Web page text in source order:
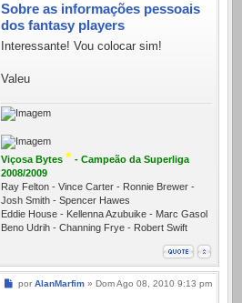
Sobre as informações pessoais
dos fantasy players
Interessante! Vou colocar sim!
Valeu
Viçosa Bytes * - Campeão da Superliga
2008/2009
Ray Felton - Vince Carter - Ronnie Brewer -
Josh Smith - Spencer Hawes
Eddie House - Kellenna Azubuike - Marc Gasol
Beno Udrih - Channing Frye - Robert Swift
Mensagem
por AlanMarfim » Dom Ago 08, 2010 9:13 pm